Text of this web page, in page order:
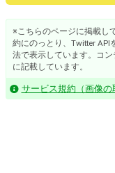
※こちらのページに掲載し
約にのっとり、Twitter
法で表示しています。コ
に記載しています。
サービス規約（画像